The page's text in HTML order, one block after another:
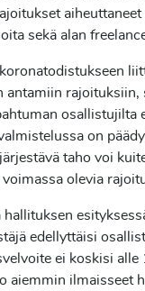
aiheuttaneet
sekä alan
antamiin rajoituksiin,
osallistujilta
on
taho voi
olevia
edellyttäisi
ei koskisi alle
aiemmin ilmaisseet